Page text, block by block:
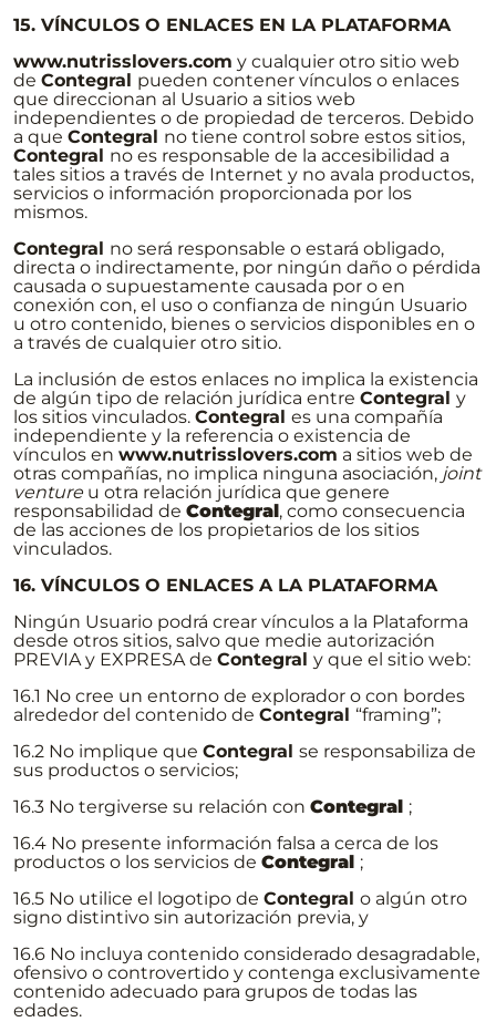
15. VÍNCULOS O ENLACES EN LA PLATAFORMA
www.nutrisslovers.com y cualquier otro sitio web
de Contegral pueden contener vínculos o enlaces
que direccionan al Usuario a sitios web
independientes o de propiedad de terceros. Debido
a que Contegral no tiene control sobre estos sitios,
Contegral no es responsable de la accesibilidad a
tales sitios a través de Internet y no avala productos,
servicios o información proporcionada por los
mismos.
Contegral no será responsable o estará obligado,
directa o indirectamente, por ningún daño o pérdida
causada o supuestamente causada por o en
conexión con, el uso o confianza de ningún Usuario
u otro contenido, bienes o servicios disponibles en o
a través de cualquier otro sitio.
La inclusión de estos enlaces no implica la existencia
de algún tipo de relación jurídica entre Contegral y
los sitios vinculados. Contegral es una compañía
independiente y la referencia o existencia de
vínculos en www.nutrisslovers.com a sitios web de
otras compañías, no implica ninguna asociación, joint
ventureu otra relación jurídica que genere
responsabilidad de Contegral, como consecuencia
de las acciones de los propietarios de los sitios
vinculados.
16. VÍNCULOS O ENLACES A LA PLATAFORMA
Ningún Usuario podrá crear vínculos a la Plataforma
desde otros sitios, salvo que medie autorización
PREVIA y EXPRESA de Contegral y que el sitio web:
16.1 No cree un entorno de explorador o con bordes
alrededor del contenido de Contegral “framing”;
16.2 No implique que Contegral se responsabiliza de
sus productos o servicios;
16.3 No tergiverse su relación con Contegral ;
16.4 No presente información falsa a cerca de los
productos o los servicios de Contegral ;
16.5 No utilice el logotipo de Contegral o algún otro
signo distintivo sin autorización previa, y
16.6 No incluya contenido considerado desagradable,
ofensivo o controvertido y contenga exclusivamente
contenido adecuado para grupos de todas las
edades.